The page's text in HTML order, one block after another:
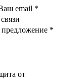
email *
*
от